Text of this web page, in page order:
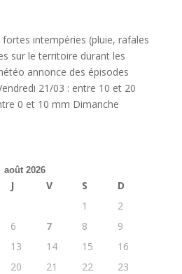
intempéries (pluie, rafales
sur le territoire durant les
annonce des épisodes
21/03 : entre 10 et 20
0 et 10 mm Dimanche
août 2026
J V S
D
1
2
6 7 8
9
13 14 15
16
20 21 22
23